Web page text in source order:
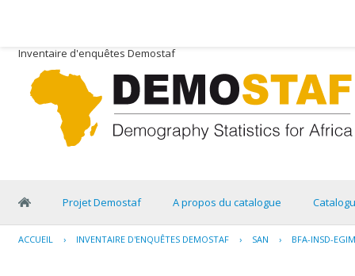
Inventaire d'enquêtes Demostaf
Projet Demostaf A propos du catalogue
ACCUEIL › INVENTAIRE D'ENQUÊTES DEMOSTAF › SAN › BFA-INSD-